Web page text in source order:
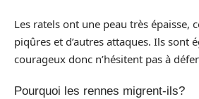
Les ratels ont une peau très épaisse,
piqûres et d’autres attaques. Ils sont
courageux donc n’hésitent pas à
Pourquoi les rennes migrent-ils?